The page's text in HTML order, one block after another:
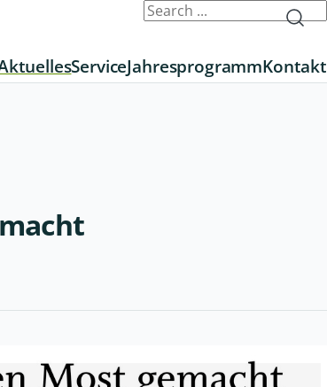
ServiceJahresprogrammKontakt